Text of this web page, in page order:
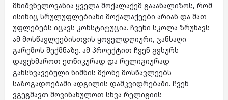
მნიშვნელოვანია ყველა მოქალაქემ გააანალიზოს, რომ
ისინიც სრულუფლებიანი მოქალაქეები არიან და მათ
უფლებებს იცავს კონსტიტუცია. ჩვენი სკოლა ზრუნავს
ამ მოსწავლეებისთვის ყოველდღიური, ჯანსაღი
გარემოს შექმნაზე. ამ პროექტით ჩვენ გვსურს
დავეხმაროთ ეთნიკურად და რელიგიურად
განსხვავებული ნიშნის მქონე მოსწავლეებს
საზოგადოებაში ადგილის დამკვიდრებაში. ჩვენ
ვგეგმავთ მოვინახულოთ სხვა რელიგიის